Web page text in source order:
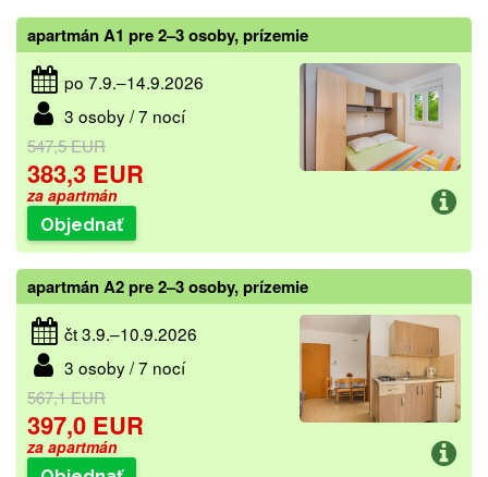
apartmán A1 pre 2–3 osoby, prízemie
po 7.9.–14.9.2026
3 osoby / 7 nocí
547,5 EUR
383,3 EUR
za apartmán
Objednať
apartmán A2 pre 2–3 osoby, prízemie
čt 3.9.–10.9.2026
3 osoby / 7 nocí
567,1 EUR
397,0 EUR
za apartmán